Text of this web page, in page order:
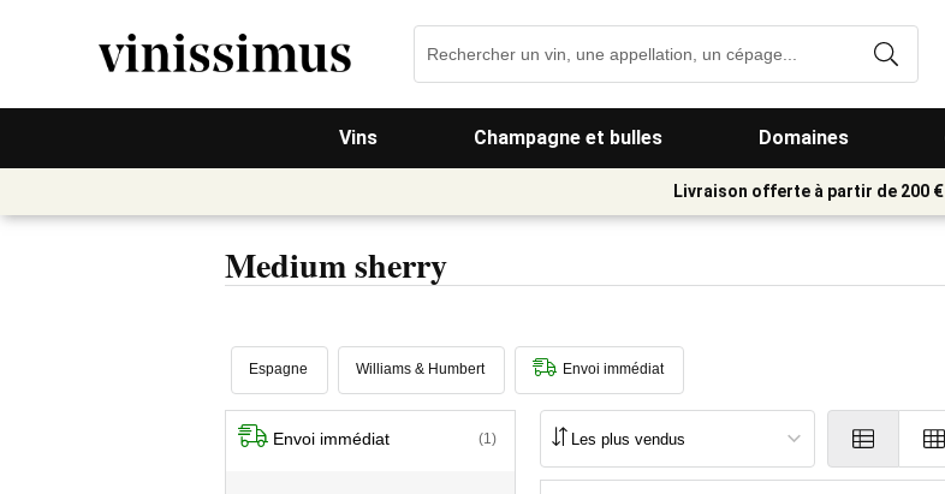
Vins Champagne et bulles Domaines
Livraison offerte à partir de 200 €
Medium sherry
Espagne Williams & Humbert Envoi immédiat
Envoi immédiat (1)